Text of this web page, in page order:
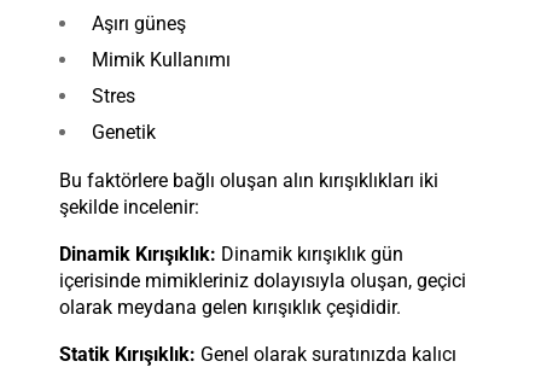
Aşırı güneş
Mimik Kullanımı
Stres
Genetik
Bu faktörlere bağlı oluşan alın kırışıklıkları iki
şekilde incelenir:
Dinamik Kırışıklık: Dinamik kırışıklık gün
içerisinde mimikleriniz dolayısıyla oluşan, geçici
olarak meydana gelen kırışıklık çeşididir.
Statik Kırışıklık: Genel olarak suratınızda kalıcı